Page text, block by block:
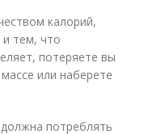
калорий,
и тем, что
потеряете вы
или наберете
потреблять